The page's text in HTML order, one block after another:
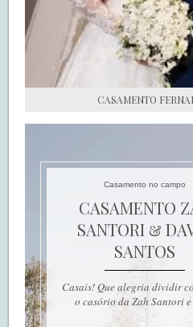
CASAMENTO
Casamento no campo
CASAMENTO
SANTORI &
SANTOS
Casais! Que alegria dividir
o casório da Zah Santori e